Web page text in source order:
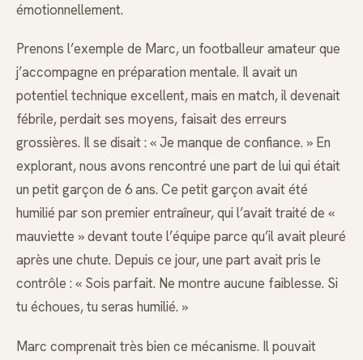
émotionnellement.
Prenons l’exemple de Marc, un footballeur amateur que
j’accompagne en préparation mentale. Il avait un
potentiel technique excellent, mais en match, il devenait
fébrile, perdait ses moyens, faisait des erreurs
grossières. Il se disait : « Je manque de confiance. » En
explorant, nous avons rencontré une part de lui qui était
un petit garçon de 6 ans. Ce petit garçon avait été
humilié par son premier entraîneur, qui l’avait traité de «
mauviette » devant toute l’équipe parce qu’il avait pleuré
après une chute. Depuis ce jour, une part avait pris le
contrôle : « Sois parfait. Ne montre aucune faiblesse. Si
tu échoues, tu seras humilié. »
Marc comprenait très bien ce mécanisme. Il pouvait